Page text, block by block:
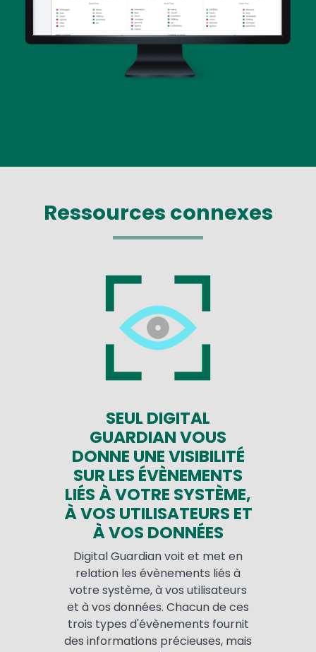
Ressources connexes
SEUL DIGITAL
GUARDIAN VOUS
DONNE UNE VISIBILITÉ
SUR LES ÉVÈNEMENTS
LIÉS À VOTRE SYSTÈME,
À VOS UTILISATEURS ET
À VOS DONNÉES
Digital Guardian voit et met en
relation les évènements liés à
votre système, à vos utilisateurs
et à vos données. Chacun de ces
trois types d'évènements fournit
des informations précieuses, mais